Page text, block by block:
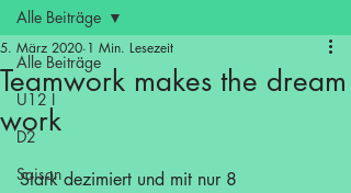
Alle Beiträge
U12 I
D2
Saison
Alle Beiträge
Teamwork makes the dream
work
5. März 2020 1 Min. Lesezeit
Stark dezimiert und mit nur 8